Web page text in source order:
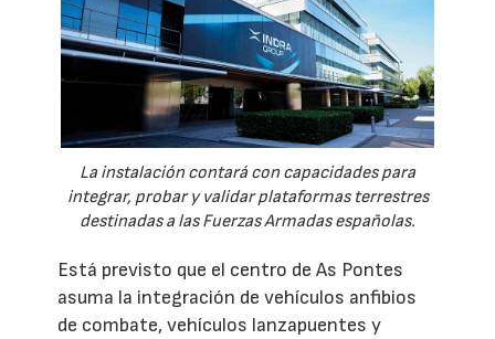
La instalación contará con capacidades para
integrar, probar y validar plataformas terrestres
destinadas a las Fuerzas Armadas españolas.
Está previsto que el centro de As Pontes
asuma la integración de vehículos anfibios
de combate, vehículos lanzapuentes y